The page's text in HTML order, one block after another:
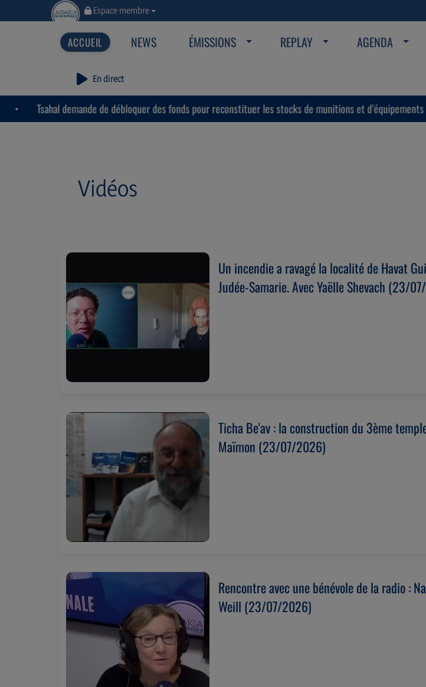
Espace membre
NEWS ÉMISSIONS REPLAY AGENDA
En direct
de débloquer des fonds pour reconstituer les stocks de munitions et d’équipements de l’armée.
Vidéos
Un incendie a ravagé la localité de Havat
Judée-Samarie. Avec Yaëlle Shevach (23/
Ticha Be'av : la construction du 3ème
Maïmon (23/07/2026)
Rencontre avec une bénévole de la radio :
Weill (23/07/2026)